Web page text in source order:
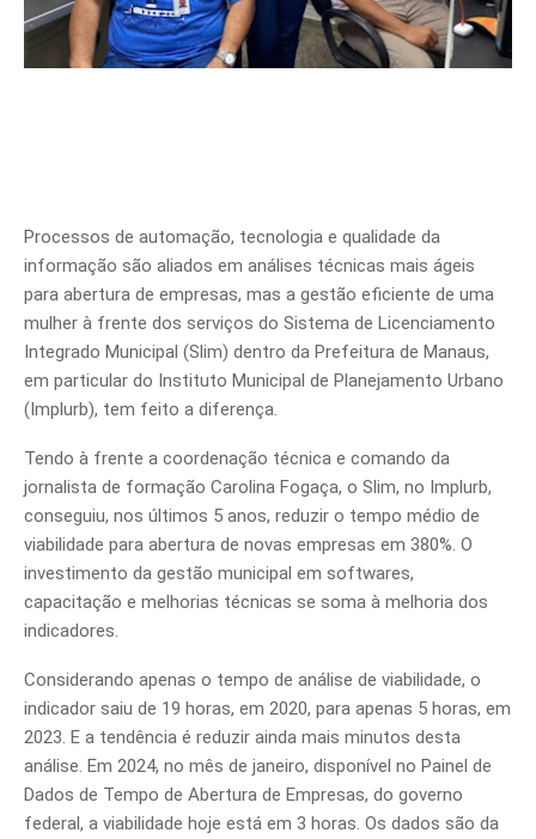
Processos de automação, tecnologia e qualidade da
informação são aliados em análises técnicas mais ágeis
para abertura de empresas, mas a gestão eficiente de uma
mulher à frente dos serviços do Sistema de Licenciamento
Integrado Municipal (Slim) dentro da Prefeitura de Manaus,
em particular do Instituto Municipal de Planejamento Urbano
(Implurb), tem feito a diferença.
Tendo à frente a coordenação técnica e comando da
jornalista de formação Carolina Fogaça, o Slim, no Implurb,
conseguiu, nos últimos 5 anos, reduzir o tempo médio de
viabilidade para abertura de novas empresas em 380%. O
investimento da gestão municipal em softwares,
capacitação e melhorias técnicas se soma à melhoria dos
indicadores.
Considerando apenas o tempo de análise de viabilidade, o
indicador saiu de 19 horas, em 2020, para apenas 5 horas, em
2023. E a tendência é reduzir ainda mais minutos desta
análise. Em 2024, no mês de janeiro, disponível no Painel de
Dados de Tempo de Abertura de Empresas, do governo
federal, a viabilidade hoje está em 3 horas. Os dados são da